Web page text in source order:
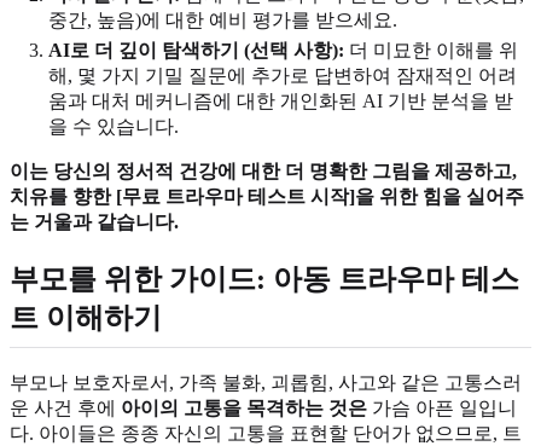
중간, 높음)에 대한 예비 평가를 받으세요.
AI로 더 깊이 탐색하기 (선택 사항): 더 미묘한 이해를 위
해, 몇 가지 기밀 질문에 추가로 답변하여 잠재적인 어려
움과 대처 메커니즘에 대한 개인화된 AI 기반 분석을 받
을 수 있습니다.
이는 당신의 정서적 건강에 대한 더 명확한 그림을 제공하고,
치유를 향한 [무료 트라우마 테스트 시작]을 위한 힘을 실어주
는 거울과 같습니다.
부모를 위한 가이드: 아동 트라우마 테스
트 이해하기
부모나 보호자로서, 가족 불화, 괴롭힘, 사고와 같은 고통스러
운 사건 후에 아이의 고통을 목격하는 것은 가슴 아픈 일입니
다. 아이들은 종종 자신의 고통을 표현할 단어가 없으므로, 트